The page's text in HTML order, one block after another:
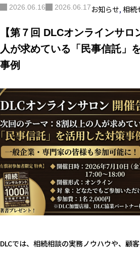
2026.06.16 2026.06.17お知らせ,相続
【第７回 DLCオンラインサロ
⼈が求めている「⺠事信託」
事例
DLCでは、相続相談の実務ノウハウや、顧